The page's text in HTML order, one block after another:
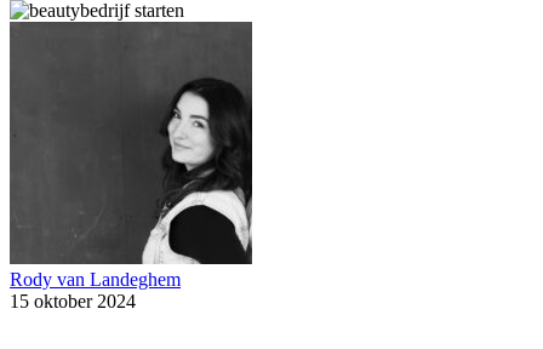
Rody van Landeghem
15 oktober 2024